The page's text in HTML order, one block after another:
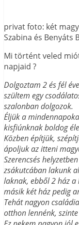
privat foto: két
Szabina és Benyáts
Mi történt veled
napjaid ?
Dolgoztam 2 és fél
szültem egy
szalonban dolgozok.
Éljük a
kisfiúnknak boldog
Közben építjük,
ápoljuk az itteni
Szerencsés
zsákutcában lakunk
laknak, ebből 2 ház a
másik két ház pedig
Tehát nagyon
otthon lennénk,